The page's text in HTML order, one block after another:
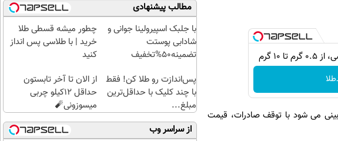
۱۰ گرم
۵۰ هزارتومان است که پیش بینی می شود با توقف صادرات، قیمت
مطالب پیشنهادی
با جلبک اسپیرولینا جوانی و
شادابی پوستت
تضمینه50%تخفیف
چطور میشه قسطی طلا
خرید | با طلاسی پس انداز
کنید
پس‌اندازت رو طلا کن! فقط
با چند کلیک با حداقل‌ترین
مبلغ...
از الان تا آخر تابستون
حداقل 12کیلو چربی
میسوزونی🧨
از سراسر وب